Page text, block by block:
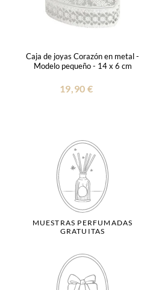
Caja de joyas Corazón en metal -
Modelo pequeño - 14 x 6 cm
19,90 €
MUESTRAS PERFUMADAS
GRATUITAS